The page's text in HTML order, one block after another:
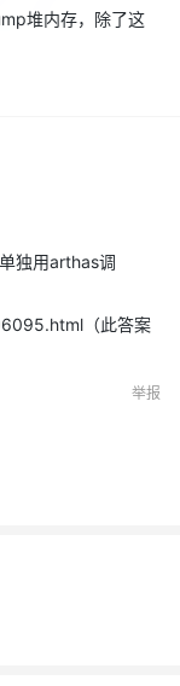
堆内存，除了这
独用arthas调
（此答案
举报